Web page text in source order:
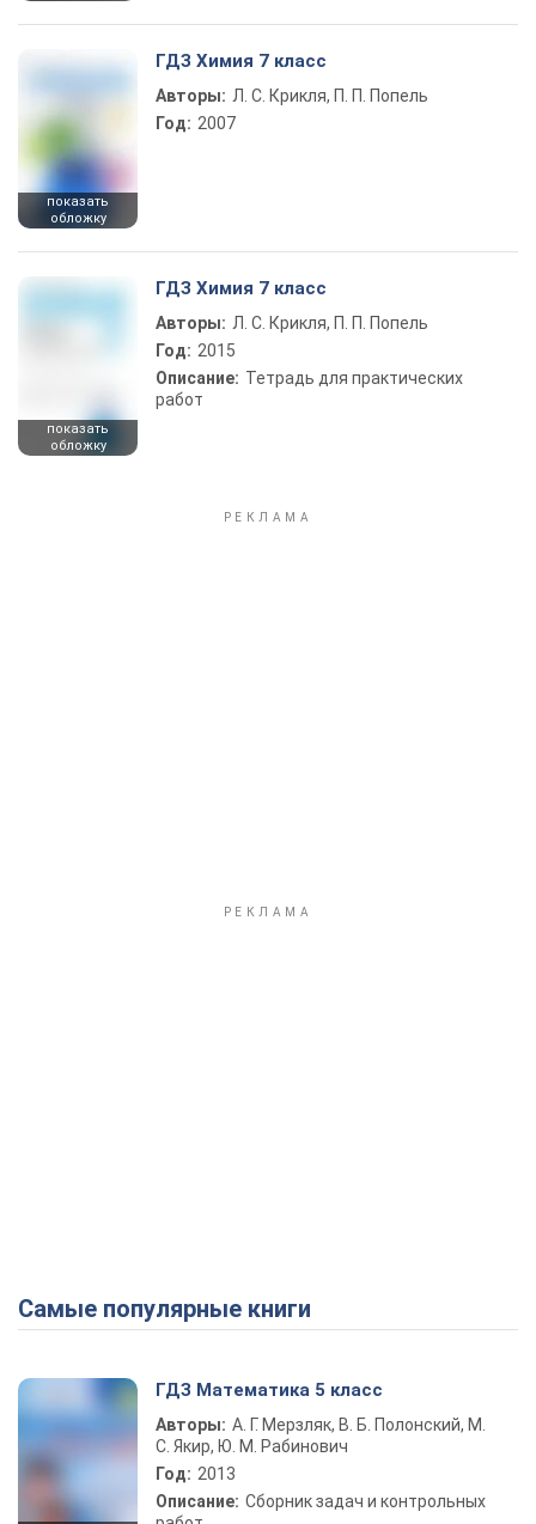
показать
обложку
ГДЗ Химия 7 класс
Авторы: Л. С. Крикля, П. П. Попель
Год: 2007
показать
обложку
ГДЗ Химия 7 класс
Авторы: Л. С. Крикля, П. П. Попель
Год: 2015
Описание: Тетрадь для практических
работ
Самые популярные книги
ГДЗ Математика 5 класс
Авторы: А. Г. Мерзляк, В. Б. Полонский, М.
С. Якир, Ю. М. Рабинович
Год: 2013
Описание: Сборник задач и контрольных